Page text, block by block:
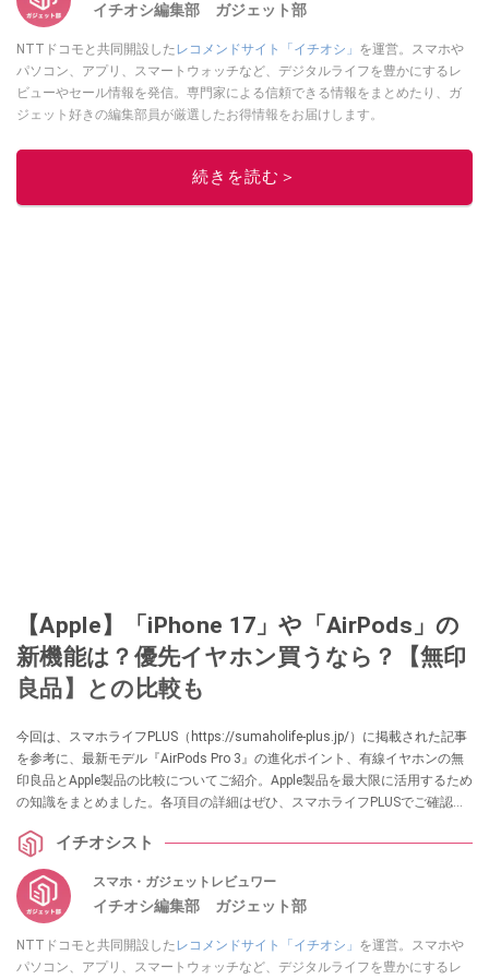
イチオシ編集部 ガジェット部
NTTドコモと共同開設した レコメンドサイト「イチオシ」 を運営。スマホや
パソコン、アプリ、スマートウォッチなど、デジタルライフを豊かにするレ
ビューやセール情報を発信。専門家による信頼できる情報をまとめたり、ガ
ジェット好きの編集部員が厳選したお得情報をお届けします。
このイチオシストの他の記事を読む
続きを読む＞
【Apple】「iPhone 17」や「AirPods」の
新機能は？優先イヤホン買うなら？【無印
良品】との比較も
今回は、スマホライフPLUS（https://sumaholife-plus.jp/）に掲載された記事
を参考に、最新モデル『AirPods Pro 3』の進化ポイント、有線イヤホンの無
印良品とApple製品の比較についてご紹介。Apple製品を最大限に活用するため
の知識をまとめました。各項目の詳細はぜひ、スマホライフPLUSでご確認く
イチオシスト
スマホ・ガジェットレビュワー
イチオシ編集部 ガジェット部
NTTドコモと共同開設した レコメンドサイト「イチオシ」 を運営。スマホや
パソコン、アプリ、スマートウォッチなど、デジタルライフを豊かにするレ